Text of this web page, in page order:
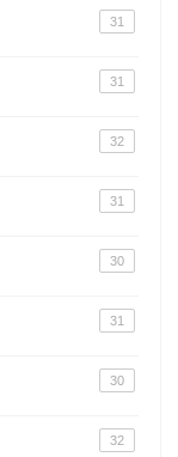
31
31
32
31
30
31
30
32